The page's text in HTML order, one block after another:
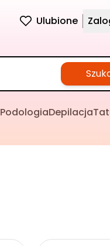
Ulubione
PodologiaDepilacja